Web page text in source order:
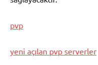
pvp
yeni açılan pvp serverler